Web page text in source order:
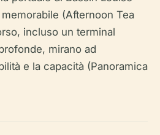
(Afternoon Tea
incluso un terminal
mirano ad
e la capacità (Panoramica